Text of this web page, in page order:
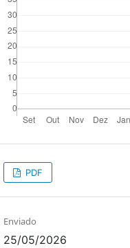
PDF
Enviado
25/05/2026